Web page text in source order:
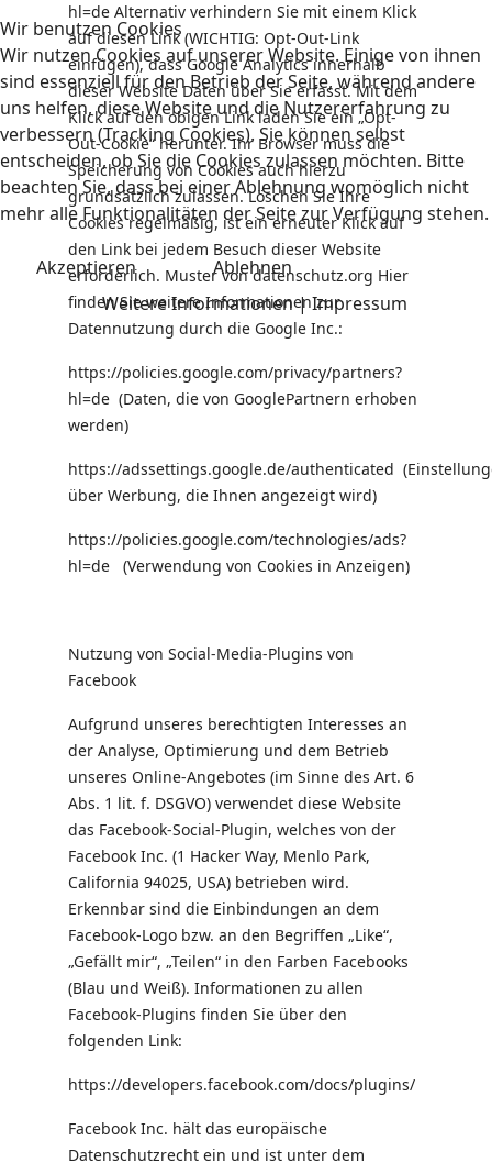
hl=de Alternativ verhindern Sie mit einem Klick
auf diesen Link (WICHTIG: Opt-Out-Link
einfügen), dass Google Analytics innerhalb
dieser Website Daten über Sie erfasst. Mit dem
Klick auf den obigen Link laden Sie ein „Opt-
Out-Cookie“ herunter. Ihr Browser muss die
Speicherung von Cookies auch hierzu
grundsätzlich zulassen. Löschen Sie Ihre
Cookies regelmäßig, ist ein erneuter Klick auf
den Link bei jedem Besuch dieser Website
erforderlich. Muster von datenschutz.org Hier
finden Sie weitere Informationen zur
Datennutzung durch die Google Inc.:
https://policies.google.com/privacy/partners?
hl=de (Daten, die von GooglePartnern erhoben
werden)
https://adssettings.google.de/authenticated
über Werbung, die Ihnen angezeigt wird)
https://policies.google.com/technologies/ads?
hl=de (Verwendung von Cookies in Anzeigen)
Nutzung von Social-Media-Plugins von
Facebook
Aufgrund unseres berechtigten Interesses an
der Analyse, Optimierung und dem Betrieb
unseres Online-Angebotes (im Sinne des Art. 6
Abs. 1 lit. f. DSGVO) verwendet diese Website
das Facebook-Social-Plugin, welches von der
Facebook Inc. (1 Hacker Way, Menlo Park,
California 94025, USA) betrieben wird.
Erkennbar sind die Einbindungen an dem
Facebook-Logo bzw. an den Begriffen „Like“,
„Gefällt mir“, „Teilen“ in den Farben Facebooks
(Blau und Weiß). Informationen zu allen
Facebook-Plugins finden Sie über den
folgenden Link:
https://developers.facebook.com/docs/plugins/
Facebook Inc. hält das europäische
Datenschutzrecht ein und ist unter dem
Wir benutzen Cookies
Wir nutzen Cookies auf unserer Website. Einige von ihnen
sind essenziell für den Betrieb der Seite, während andere
uns helfen, diese Website und die Nutzererfahrung zu
verbessern (Tracking Cookies). Sie können selbst
entscheiden, ob Sie die Cookies zulassen möchten. Bitte
beachten Sie, dass bei einer Ablehnung womöglich nicht
mehr alle Funktionalitäten der Seite zur Verfügung stehen.
Akzeptieren
Ablehnen
Weitere Informationen|Impressum